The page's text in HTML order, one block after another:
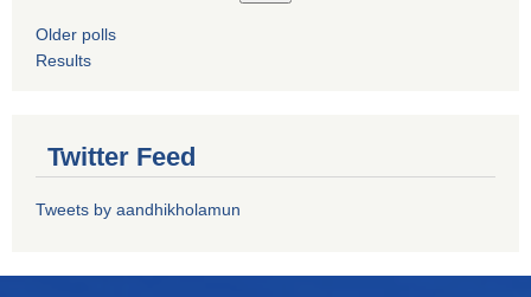
Older polls
Results
Twitter Feed
Tweets by aandhikholamun